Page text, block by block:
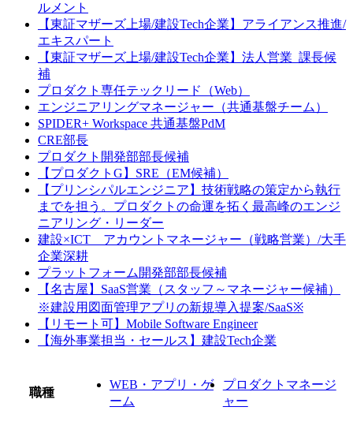
ルメント
【東証マザーズ上場/建設Tech企業】アライアンス推進/
エキスパート
【東証マザーズ上場/建設Tech企業】法人営業_課長候
補
プロダクト専任テックリード（Web）
エンジニアリングマネージャー（共通基盤チーム）
SPIDER+ Workspace 共通基盤PdM
CRE部長
プロダクト開発部部長候補
【プロダクトG】SRE（EM候補）
【プリンシパルエンジニア】技術戦略の策定から執行
までを担う。プロダクトの命運を拓く最高峰のエンジ
ニアリング・リーダー
建設×ICT アカウントマネージャー（戦略営業）/大手
企業深耕
プラットフォーム開発部部長候補
【名古屋】SaaS営業（スタッフ～マネージャー候補）
※建設用図面管理アプリの新規導入提案/SaaS※
【リモート可】Mobile Software Engineer
【海外事業担当・セールス】建設Tech企業
職種
WEB・アプリ・ゲ
ーム
プロダクトマネージ
ャー